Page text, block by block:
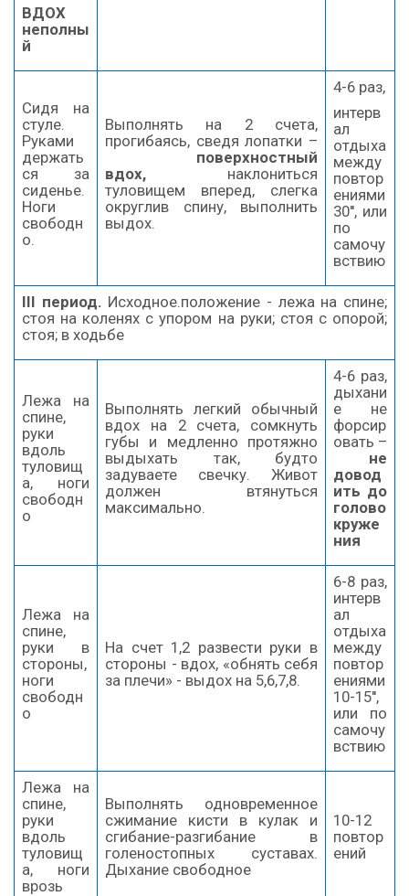
ВДОХ
неполны
й
Сидя на
стуле.
Руками
держать
ся за
сиденье.
Ноги
свободн
о.
Выполнять на 2 счета,
прогибаясь, сведя лопатки –
поверхностный
вдох, наклониться
туловищем вперед, слегка
округлив спину, выполнить
выдох.
4-6 раз,
интерв
ал
отдыха
между
повтор
ениями
30'', или
по
самочу
вствию
III период. Исходное.положение - лежа на спине;
стоя на коленях с упором на руки; стоя с опорой;
стоя; в ходьбе
Лежа на
спине,
руки
вдоль
туловищ
а, ноги
свободн
о
Выполнять легкий обычный
вдох на 2 счета, сомкнуть
губы и медленно протяжно
выдыхать так, будто
задуваете свечку. Живот
должен втянуться
максимально.
4-6 раз,
дыхани
е не
форсир
овать –
не
довод
ить до
голово
круже
ния
Лежа на
спине,
руки в
стороны,
ноги
свободн
о
На счет 1,2 развести руки в
стороны - вдох, «обнять себя
за плечи» - выдох на 5,6,7,8.
6-8 раз,
интерв
ал
отдыха
между
повтор
ениями
10-15'',
или по
самочу
вствию
Лежа на
спине,
руки
вдоль
туловищ
а, ноги
врозь
Выполнять одновременное
сжимание кисти в кулак и
сгибание-разгибание в
голеностопных суставах.
Дыхание свободное
10-12
повтор
ений